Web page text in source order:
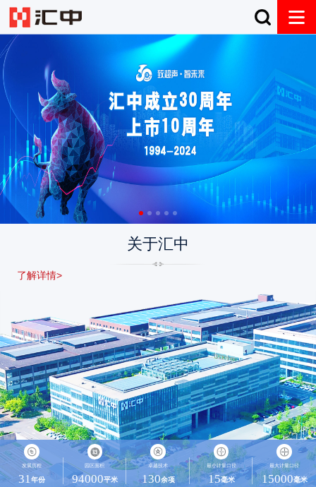
关于汇中
了解详情>
发展历程
31年份
园区面积
94000平米
卓越技术
130余项
最小计量口径
15毫米
最大计量口径
15000毫米